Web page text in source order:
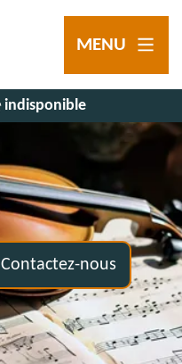
MENU
indisponible
Contactez-nous